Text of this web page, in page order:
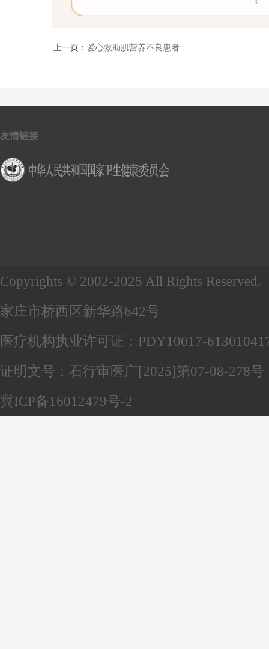
上一页： 爱心救助肌营养不良患者
友情链接
Copyrights © 2002-2025 All Rights
家庄市桥西区新华路642号
医疗机构执业许可证：PDY10017-
证明文号：石行审医广[2025]第07-08-278号
冀ICP备16012479号-2